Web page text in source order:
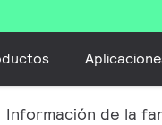
Información de la